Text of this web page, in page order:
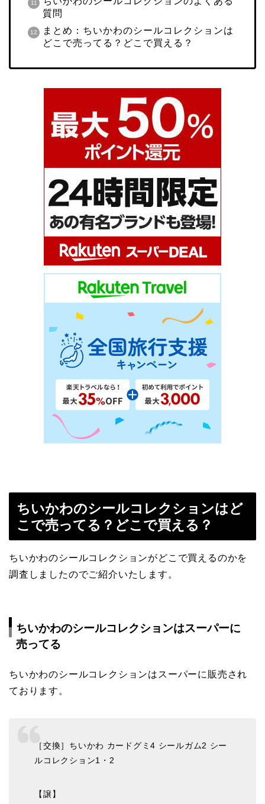
質問
まとめ：ちいかわのシールコレクションは
どこで売ってる？どこで買える？
ちいかわのシールコレクションはど
こで売ってる？どこで買える？
ちいかわのシールコレクションがどこで買えるのかを
調査しましたのでご紹介いたします。
ちいかわのシールコレクションはスーパーに
売ってる
ちいかわのシールコレクションはスーパーに販売され
ております。
［交換］ちいかわ カードグミ4 シールガム2 シー
ルコレクション1・2
【譲】